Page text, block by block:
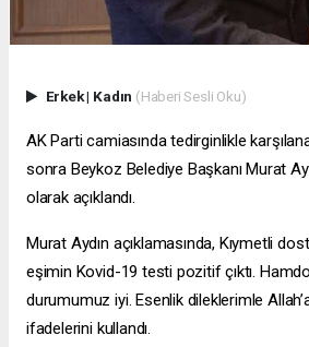
Erkek| Kadın (Haberi Sesli Oku)
AK Parti camiasında tedirginlikle
sonra Beykoz Belediye Başkanı Murat
olarak açıklandı.
Murat Aydın açıklamasında, Kıymetli
eşimin Kovid-19 testi pozitif çıktı.
durumumuz iyi. Esenlik dileklerimle
ifadelerini kullandı.